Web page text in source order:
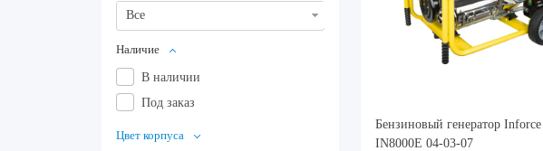
Все
Наличие
В наличии
Под заказ
Цвет корпуса
Бензиновый генератор Inforce
IN8000E 04-03-07